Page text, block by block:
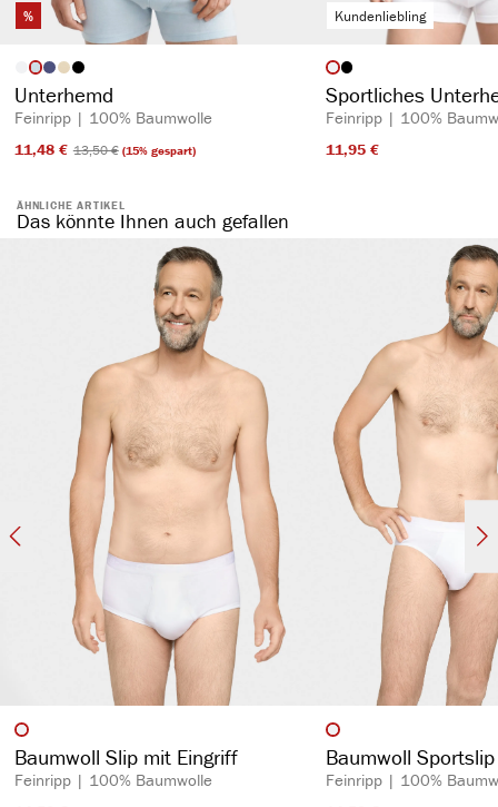
%
Artikelfarbe
Unterhemd
Feinripp | 100% Baumwolle
11,48 €​ 13,50 €​(15% gespart)
Kundenliebling
Artikelfarbe
Sportliches
Feinripp | 100%
11,95 €​
ÄHNLICHE ARTIKEL
Das könnte Ihnen auch gefallen
Artikelfarbe
Baumwoll Slip mit Eingriff
Feinripp | 100% Baumwolle
Artikelfarbe
Baumwoll
Feinripp | 100%